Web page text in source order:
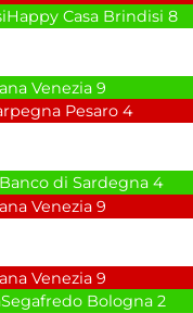
Happy Casa Brindisi 8
Venezia 9
Pesaro 4
Banco di Sardegna 4
Venezia 9
Venezia 9
Segafredo Bologna 2